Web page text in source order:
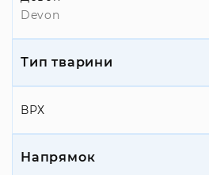
Devon
Тип тварини
ВРХ
Напрямок